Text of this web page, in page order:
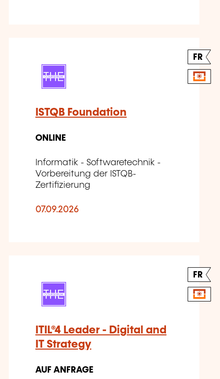
FR
ISTQB Foundation
ONLINE
Informatik - Softwaretechnik -
Vorbereitung der ISTQB-
Zertifizierung
07.09.2026
FR
ITIL®4 Leader - Digital and
IT Strategy
AUF ANFRAGE